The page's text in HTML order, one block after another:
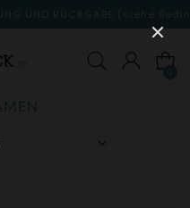
(siehe Bedingungen)